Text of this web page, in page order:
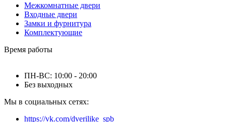
Межкомнатные двери
Входные двери
Замки и фурнитура
Комплектующие
Время работы
ПН-ВС: 10:00 - 20:00
Без выходных
Мы в социальных сетях:
https://vk.com/dverilike_spb